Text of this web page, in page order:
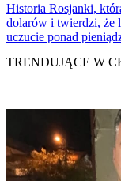
Historia Rosjanki,
dolarów i twierdzi, że
uczucie ponad
TRENDUJĄCE W